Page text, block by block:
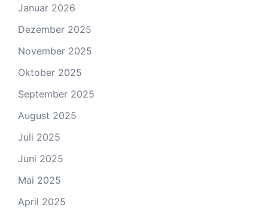
Januar 2026
Dezember 2025
November 2025
Oktober 2025
September 2025
August 2025
Juli 2025
Juni 2025
Mai 2025
April 2025